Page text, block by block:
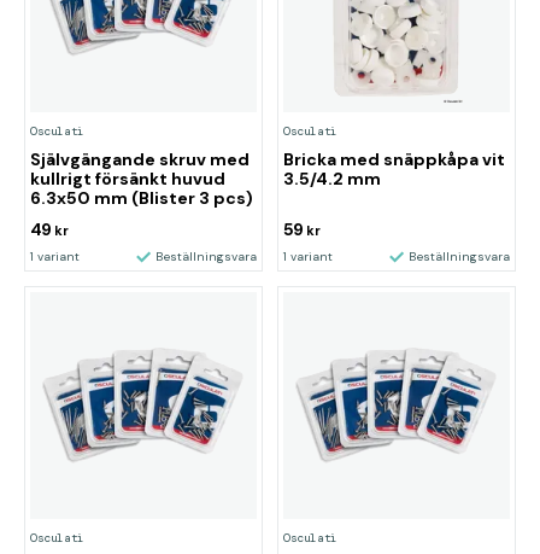
Osculati
Självgängande skruv med
kullrigt försänkt huvud
6.3x50 mm (Blister 3 pcs)
49 kr
1 variant Beställningsvara
Osculati
Bricka med snäppkåpa vit
3.5/4.2 mm
59 kr
1 variant Beställningsvara
Osculati Osculati